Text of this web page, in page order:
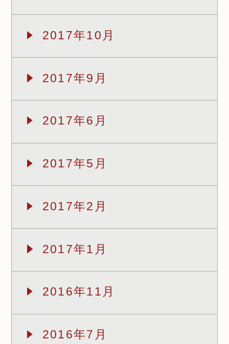
2017年10月
2017年9月
2017年6月
2017年5月
2017年2月
2017年1月
2016年11月
2016年7月